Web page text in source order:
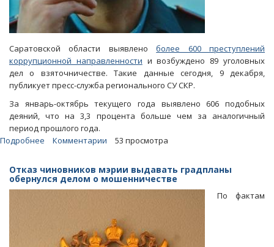
Саратовской области выявленоболее 600 преступлений
коррупционной направленности и возбуждено 89 уголовных
дел о взяточничестве. Такие данные сегодня, 9 декабря,
публикует пресс-служба регионального СУ СКР.
За январь-октябрь текущего года выявлено 606 подобных
деяний, что на 3,3 процента больше чем за аналогичный
период прошлого года.
Подробнее
отметило
снижение
Комментарии 53 просмотра
Отказ чиновников мэрии выдавать градпланы
обернулся делом о мошенничестве
По фактам